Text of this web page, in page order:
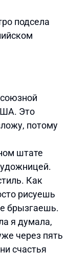
подсела
Это
потому
штате
Как
рисуешь
брызгаешь.
я думала,
через пять
счастья